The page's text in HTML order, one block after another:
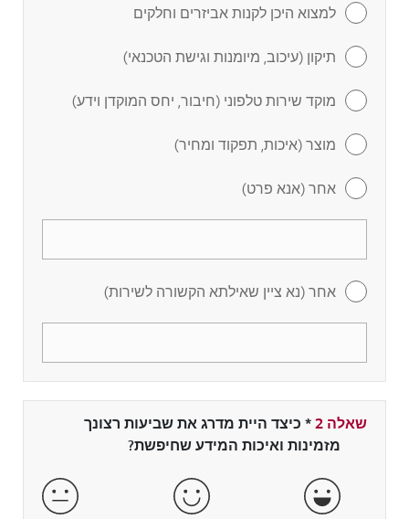
למצוא היכן לקנות אביזרים וחלקים
תיקון (עיכוב, מיומנות וגישת הטכנאי)
מוקד שירות טלפוני (חיבור, יחס המוקדן וידע)
מוצר (איכות, תפקוד ומחיר)
אחר (אנא פרט)
אחר (נא ציין שאילתא הקשורה לשירות)
שאלה 2 * שדה חובה
כיצד היית מדרג את שביעות רצונך
מזמינות ואיכות המידע שחיפשת?
מאוד מרוצה מרוצה מרוצה